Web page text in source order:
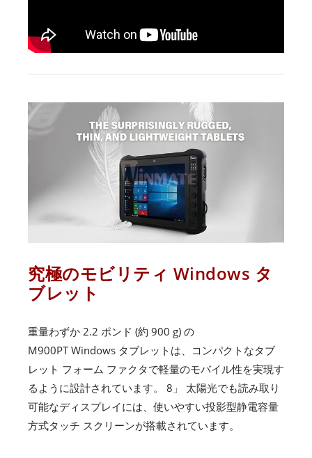
究極のモビリティ Windows タ
ブレット
重量わずか 2.2 ポンド (約 900 g) の
M900PT Windows タブレットは、コンパクトなタブ
レット フォーム ファクタで軽量のモバイル性を実現す
るように設計されています。 8」 太陽光でも読み取り
可能なディスプレイには、使いやすい投影型静電容量
方式タッチ スクリーンが搭載されています。